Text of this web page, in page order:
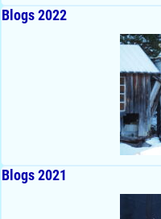
Blogs 2022
Blogs 2021